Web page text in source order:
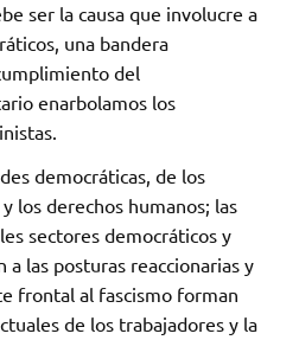
ser la causa que involucre a
una bandera
del
enarbolamos los
democráticas, de los
los derechos humanos; las
sectores democráticos y
a las posturas reaccionarias y
frontal al fascismo forman
de los trabajadores y la